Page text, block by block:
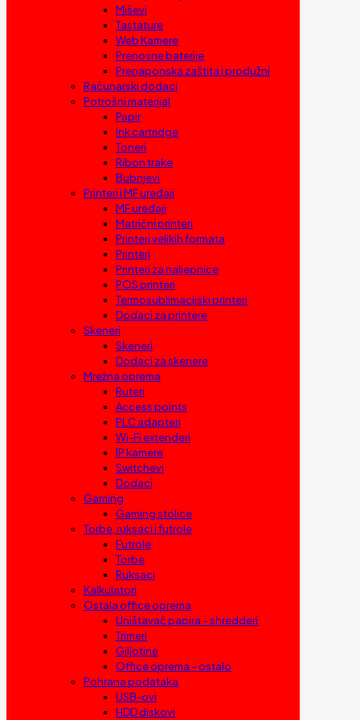
Miševi
Tastature
Web Kamere
Prenosne baterije
Prenaponska zaštita i produžni
Računarski dodaci
Potrošni materijal
Papir
Ink cartridge
Toneri
Ribon trake
Bubnjevi
Printeri i MF uređaji
MF uređaji
Matrični printeri
Printeri velikih formata
Printeri
Printeri za naljepnice
POS printeri
Termosublimacijski printeri
Dodaci za printere
Skeneri
Skeneri
Dodaci za skenere
Mrežna oprema
Ruteri
Access points
PLC adapteri
Wi-Fi extenderi
IP kamere
Switchevi
Dodaci
Gaming
Gaming stolice
Torbe, ruksaci i futrole
Futrole
Torbe
Ruksaci
Kalkulatori
Ostala office oprema
Uništavač papira – shredderi
Trimeri
Giljotine
Office oprema – ostalo
Pohrana podataka
USB-ovi
HDD diskovi